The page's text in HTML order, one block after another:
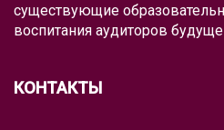
существующие
воспитания аудиторов
КОНТАКТЫ